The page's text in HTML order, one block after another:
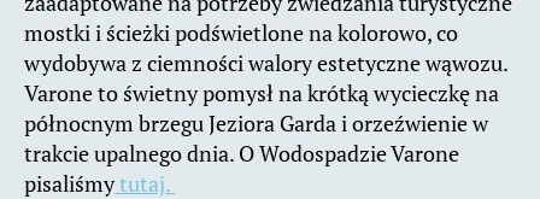
mostki i ścieżki podświetlone na kolorowo, co
wydobywa z ciemności walory estetyczne wąwozu.
Varone to świetny pomysł na krótką wycieczkę na
północnym brzegu Jeziora Garda i orzeźwienie w
trakcie upalnego dnia. O Wodospadzie Varone
pisaliśmytutaj.